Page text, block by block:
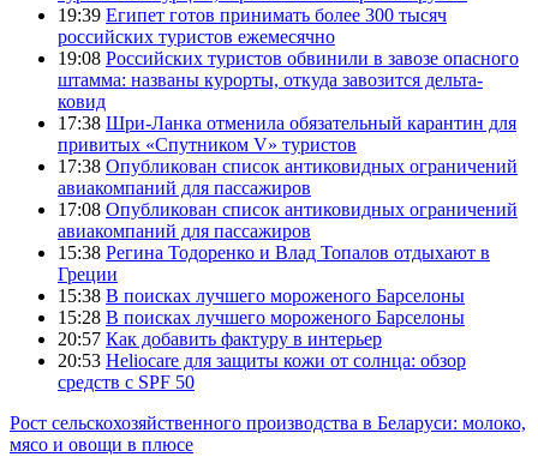
19:39 Египет готов принимать более 300 тысяч
российских туристов ежемесячно
19:08 Российских туристов обвинили в завозе опасного
штамма: названы курорты, откуда завозится дельта-
ковид
17:38 Шри-Ланка отменила обязательный карантин для
привитых «Спутником V» туристов
17:38 Опубликован список антиковидных ограничений
авиакомпаний для пассажиров
17:08 Опубликован список антиковидных ограничений
авиакомпаний для пассажиров
15:38 Регина Тодоренко и Влад Топалов отдыхают в
Греции
15:38 В поисках лучшего мороженого Барселоны
15:28 В поисках лучшего мороженого Барселоны
20:57 Как добавить фактуру в интерьер
20:53 Heliocare для защиты кожи от солнца: обзор
средств с SPF 50
Рост сельскохозяйственного производства в Беларуси: молоко,
мясо и овощи в плюсе